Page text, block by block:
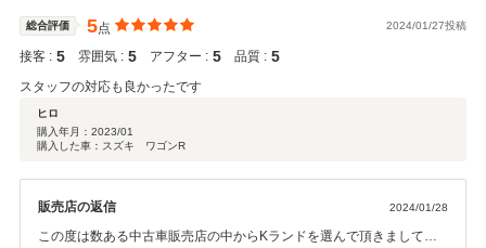
総合評価 5点 2024/01/27投稿
接客 : 5 雰囲気 : 5 アフター : 5 品質 : 5
スタッフの対応も良かったです
ヒロ
購入年月： 2023/01
購入した車：スズキ ワゴンR
販売店の返信 2024/01/28
この度は数ある中古車販売店の中からKランドを選んで頂きまして誠